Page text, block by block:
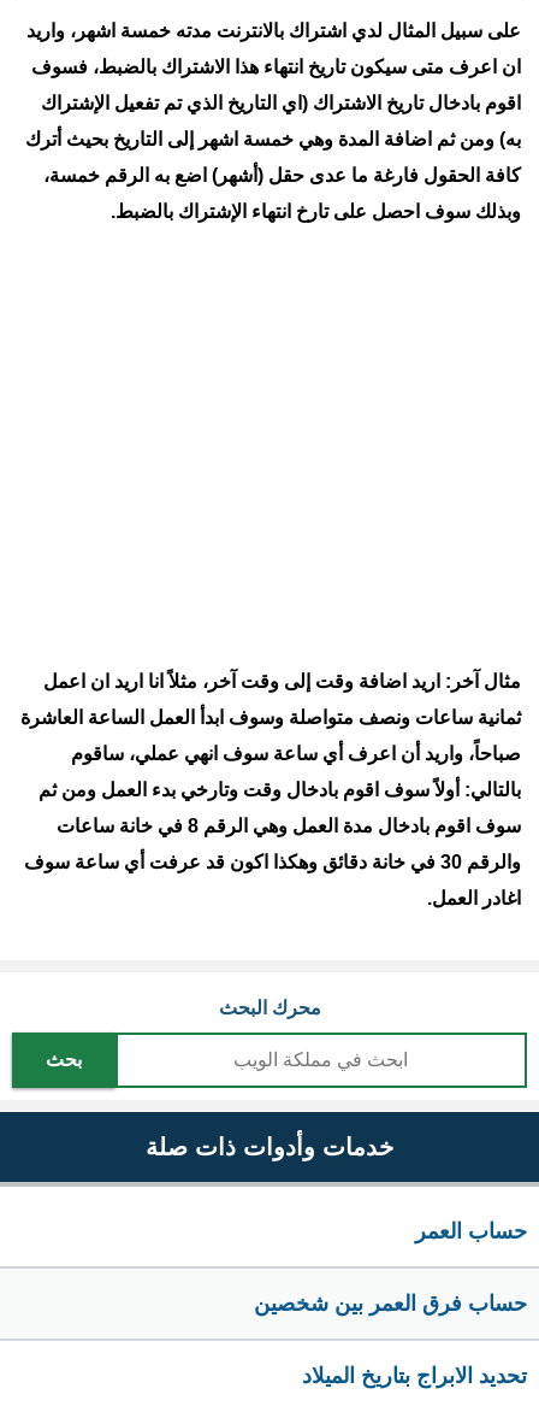
على سبيل المثال لدي اشتراك بالانترنت مدته خمسة اشهر، واريد
ان اعرف متى سيكون تاريخ انتهاء هذا الاشتراك بالضبط، فسوف
اقوم بادخال تاريخ الاشتراك (اي التاريخ الذي تم تفعيل الإشتراك
به) ومن ثم اضافة المدة وهي خمسة اشهر إلى التاريخ بحيث أترك
كافة الحقول فارغة ما عدى حقل (أشهر) اضع به الرقم خمسة،
وبذلك سوف احصل على تارخ انتهاء الإشتراك بالضبط.
مثال آخر: اريد اضافة وقت إلى وقت آخر، مثلاً انا اريد ان اعمل
ثمانية ساعات ونصف متواصلة وسوف ابدأ العمل الساعة العاشرة
صباحاً، واريد أن اعرف أي ساعة سوف انهي عملي، ساقوم
بالتالي: أولاً سوف اقوم بادخال وقت وتارخي بدء العمل ومن ثم
سوف اقوم بادخال مدة العمل وهي الرقم 8 في خانة ساعات
والرقم 30 في خانة دقائق وهكذا اكون قد عرفت أي ساعة سوف
اغادر العمل.
محرك البحث
بحث
خدمات وأدوات ذات صلة
حساب العمر
حساب فرق العمر بين شخصين
تحديد الابراج بتاريخ الميلاد